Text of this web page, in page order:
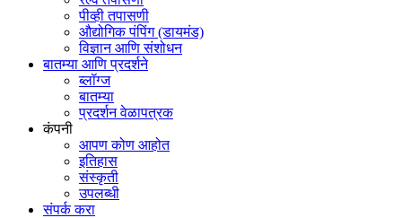
पीव्ही तपासणी
औद्योगिक पंपिंग (डायमंड)
विज्ञान आणि संशोधन
बातम्या आणि प्रदर्शने
ब्लॉग्ज
बातम्या
प्रदर्शन वेळापत्रक
कंपनी
आपण कोण आहोत
इतिहास
संस्कृती
उपलब्धी
संपर्क करा